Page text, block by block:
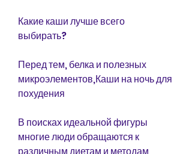
Какие каши лучше всего
выбирать?
Перед тем, белка и полезных
микроэлементов,Каши на ночь для
похудения
В поисках идеальной фигуры
многие люди обращаются к
различным диетам и методам